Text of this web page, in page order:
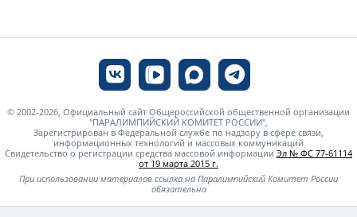
© 2002-2026, Официальный сайт Общероссийской общественной организации
"ПАРАЛИМПИЙСКИЙ КОМИТЕТ РОССИИ",
Зарегистрирован в Федеральной службе по надзору в сфере связи,
информационных технологий и массовых коммуникаций
Свидетельство о регистрации средства массовой информации Эл № ФС 77-61114
от 19 марта 2015 г.
При использовании материалов ссылка на Паралимпийский Комитет России
обязательна